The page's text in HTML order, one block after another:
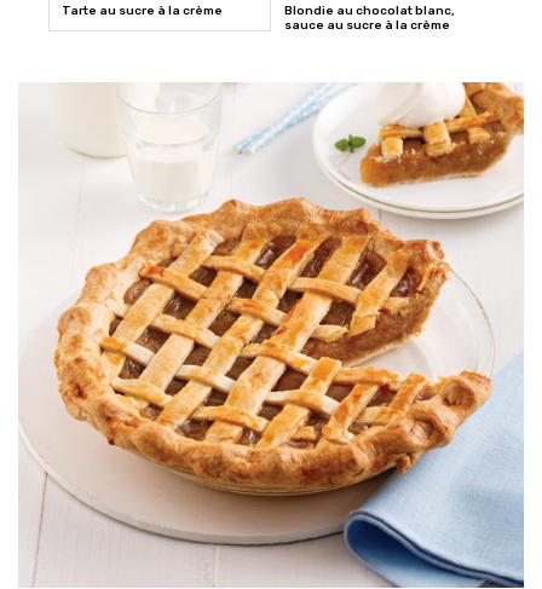
Tarte au sucre à la crème
Blondie au chocolat blanc,
sauce au sucre à la crème